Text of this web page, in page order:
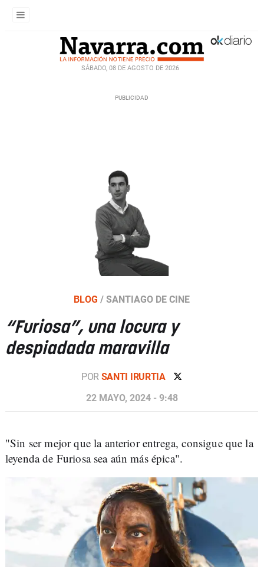
SÁBADO, 08 DE AGOSTO DE 2026
BLOG / SANTIAGO DE CINE
“Furiosa”, una locura y
despiadada maravilla
POR SANTI IRURTIA
22 MAYO, 2024 - 9:48
"Sin ser mejor que la anterior entrega, consigue que la
leyenda de Furiosa sea aún más épica".